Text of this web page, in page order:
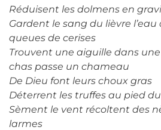
Réduisent les dolmens en
Gardent le sang du lièvre l’eau
queues de cerises
Trouvent une aiguille dans
chas passe un chameau
De Dieu font leurs choux gras
Déterrent les truffes au pied
Sèment le vent récoltent des
larmes